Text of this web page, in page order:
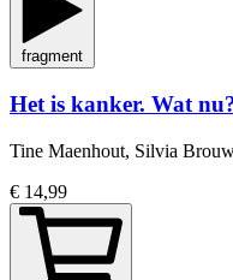
fragment
Het is kanker. Wat
Tine Maenhout, Silvia
€ 14,99